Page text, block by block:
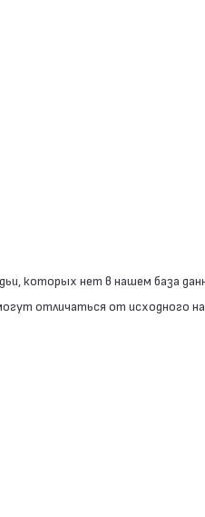
которых нет в нашем база
отличаться от исходного